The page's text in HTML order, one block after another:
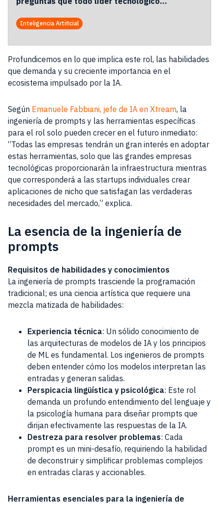
Inteligencia Artificial
Profundicemos en lo que implica este rol, las habilidades
que demanda y su creciente importancia en el
ecosistema impulsado por la IA.
Según Emanuele Fabbiani, jefe de IA en Xtream, la
ingeniería de prompts y las herramientas específicas
para el rol solo pueden crecer en el futuro inmediato:
“Todas las empresas tendrán un gran interés en adoptar
estas herramientas, solo que las grandes empresas
tecnológicas proporcionarán la infraestructura mientras
que corresponderá a las startups individuales crear
aplicaciones de nicho que satisfagan las verdaderas
necesidades del mercado,” explica.
La esencia de la ingeniería de
prompts
Requisitos de habilidades y conocimientos
La ingeniería de prompts trasciende la programación
tradicional; es una ciencia artística que requiere una
mezcla matizada de habilidades:
Experiencia técnica: Un sólido conocimiento de
las arquitecturas de modelos de IA y los principios
de ML es fundamental. Los ingenieros de prompts
deben entender cómo los modelos interpretan las
entradas y generan salidas.
Perspicacia lingüística y psicológica: Este rol
demanda un profundo entendimiento del lenguaje y
la psicología humana para diseñar prompts que
dirijan efectivamente las respuestas de la IA.
Destreza para resolver problemas: Cada
prompt es un mini-desafío, requiriendo la habilidad
de deconstruir y simplificar problemas complejos
en entradas claras y accionables.
Herramientas esenciales para la ingeniería de